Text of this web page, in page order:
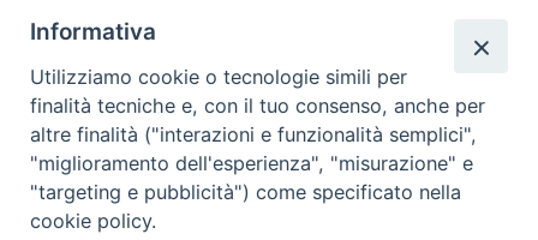
Informativa
Utilizziamo cookie o tecnologie simili per
finalità tecniche e, con il tuo consenso, anche per
altre finalità ("interazioni e funzionalità semplici",
"miglioramento dell'esperienza", "misurazione" e
"targeting e pubblicità") come specificato nella
cookie policy.